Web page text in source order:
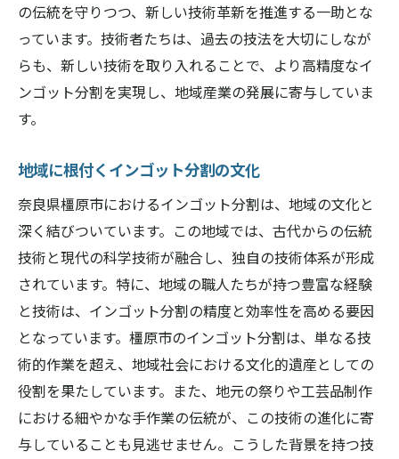
の伝統を守りつつ、新しい技術革新を推進する一助とな
っています。技術者たちは、過去の技法を大切にしなが
らも、新しい技術を取り入れることで、より高精度なイ
ンゴット分割を実現し、地域産業の発展に寄与していま
す。
地域に根付くインゴット分割の文化
奈良県橿原市におけるインゴット分割は、地域の文化と
深く結びついています。この地域では、古代からの伝統
技術と現代の科学技術が融合し、独自の技術体系が形成
されています。特に、地域の職人たちが持つ豊富な経験
と技術は、インゴット分割の精度と効率性を高める要因
となっています。橿原市のインゴット分割は、単なる技
術的作業を超え、地域社会における文化的遺産としての
役割を果たしています。また、地元の祭りや工芸品制作
における細やかな手作業の伝統が、この技術の進化に寄
与していることも見逃せません。こうした背景を持つ技